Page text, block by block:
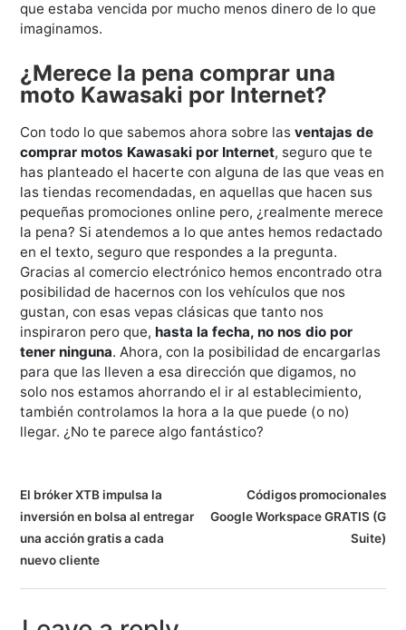
que estaba vencida por mucho menos dinero de lo que
imaginamos.
¿Merece la pena comprar una
moto Kawasaki por Internet?
Con todo lo que sabemos ahora sobre lasventajas de
comprar motos Kawasaki por Internet, seguro que te
has planteado el hacerte con alguna de las que veas en
las tiendas recomendadas, en aquellas que hacen sus
pequeñas promociones online pero, ¿realmente merece
la pena? Si atendemos a lo que antes hemos redactado
en el texto, seguro que respondes a la pregunta.
Gracias al comercio electrónico hemos encontrado otra
posibilidad de hacernos con los vehículos que nos
gustan, con esas vepas clásicas que tanto nos
inspiraron pero que, hasta la fecha, no nos dio por
tener ninguna. Ahora, con la posibilidad de encargarlas
para que las lleven a esa dirección que digamos, no
solo nos estamos ahorrando el ir al establecimiento,
también controlamos la hora a la que puede (o no)
llegar. ¿No te parece algo fantástico?
N
a
v
El bróker XTB impulsa la
inversión en bolsa al entregar
una acción gratis a cada
nuevo cliente
Códigos promocionales
Google Workspace GRATIS (G
Suite)